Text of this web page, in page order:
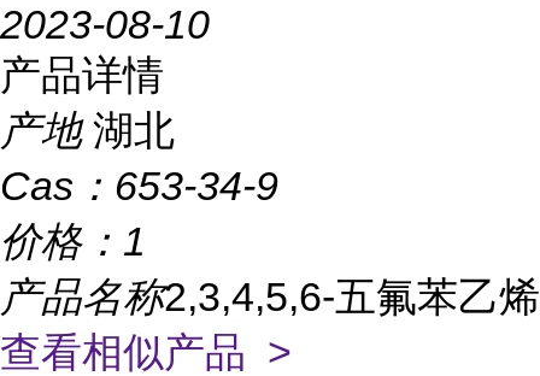
2023-08-10
产品详情
产地 湖北
Cas： 653-34-9
价格： 1
产品名称2,3,4,5,6-五氟苯乙烯
查看相似产品 >